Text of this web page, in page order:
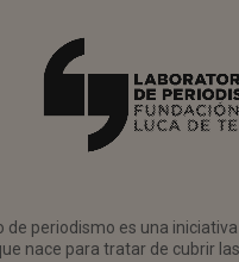
de periodismo es una
nace para tratar de cubrir